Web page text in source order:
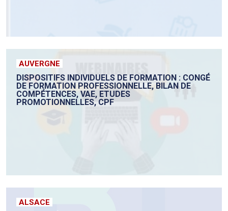
AUVERGNE
DISPOSITIFS INDIVIDUELS DE FORMATION : CONGÉ
DE FORMATION PROFESSIONNELLE, BILAN DE
COMPÉTENCES, VAE, ETUDES
PROMOTIONNELLES, CPF
ALSACE